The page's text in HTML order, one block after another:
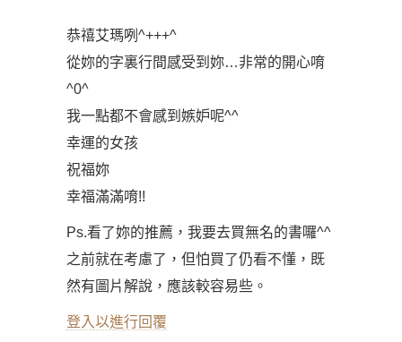
恭禧艾瑪咧^+++^
從妳的字裏行間感受到妳…非常的開心唷
^0^
我一點都不會感到嫉妒呢^^
幸運的女孩
祝福妳
幸福滿滿唷!!
Ps.看了妳的推薦，我要去買無名的書囉^^
之前就在考慮了，但怕買了仍看不懂，既
然有圖片解說，應該較容易些。
登入以進行回覆